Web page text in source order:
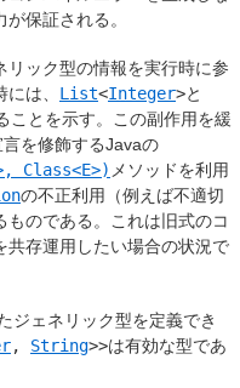
保証される。
リック型の情報を実行時に参
は、 List<Integer>と
ことを示す。この副作用を緩
言を修飾するJavaの
Class<E>) メソッドを利用
の不正利用（例えば不適切
のである。これは旧式のコ
共存運用したい場合の状況で
ジェネリック型を定義でき
, String>>は有効な型であ